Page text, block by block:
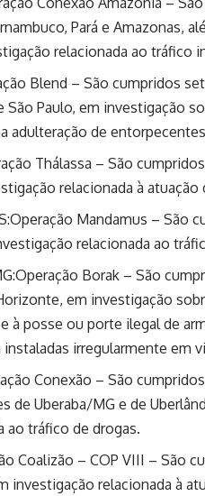
Pará e Amazonas,
relacionada ao tráfico
Blend – São cumpridos
São Paulo, em investigação
adulteração de
Thálassa – São
relacionada à
Mandamus – São
relacionada ao
Borak – São
em investigação
à posse ou porte ilegal de
irregularmente em
Conexão – São
de Uberaba/MG e de
ao tráfico de drogas.
Coalizão – COP VIII – São
investigação relacionada à